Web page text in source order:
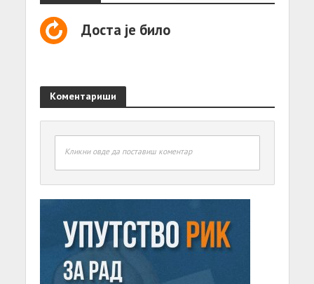
Доста је било
Коментариши
Кликни овде да поставиш коментар